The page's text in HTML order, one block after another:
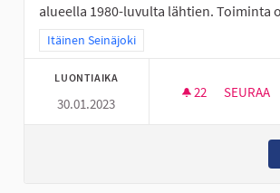
alueella 1980-luvulta lähtien. Toiminta
Rajaa tulokset teeman mukaan: Itäinen
Itäinen Seinäjoki
LUONTIAIKA
30.01.2023
22 22
SEURAA